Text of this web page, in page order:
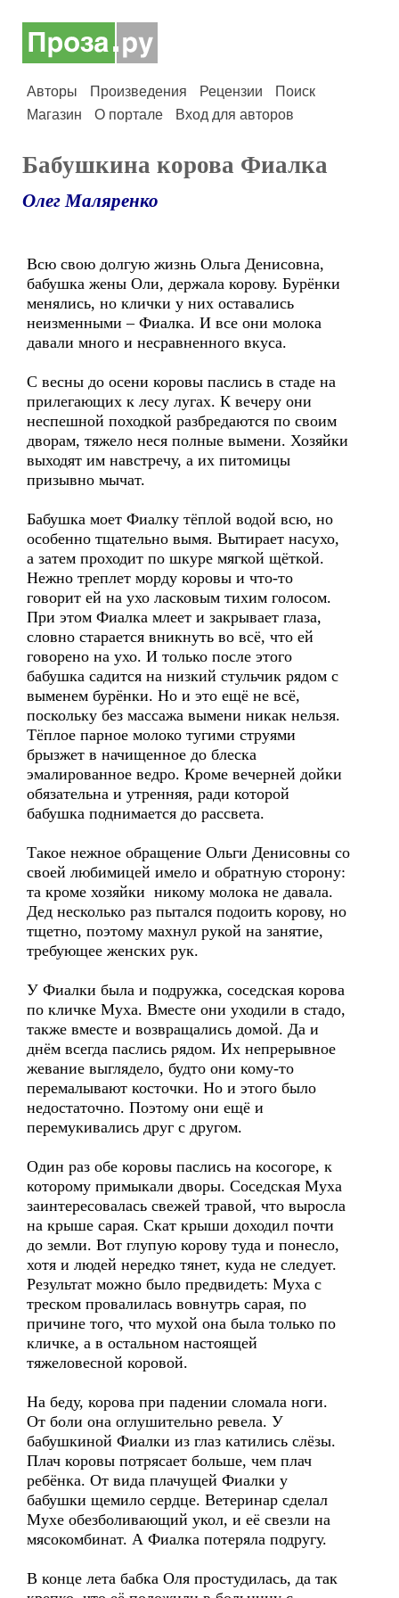
Авторы Произведения Рецензии
Поиск
Магазин
О портале Вход для авторов
Бабушкина корова Фиалка
Олег Маляренко
Всю свою долгую жизнь Ольга Денисовна,
бабушка жены Оли, держала корову. Бурёнки
менялись, но клички у них оставались
неизменными – Фиалка. И все они молока
давали много и несравненного вкуса.
С весны до осени коровы паслись в стаде на
прилегающих к лесу лугах. К вечеру они
неспешной походкой разбредаются по своим
дворам, тяжело неся полные вымени. Хозяйки
выходят им навстречу, а их питомицы
призывно мычат.
Бабушка моет Фиалку тёплой водой всю, но
особенно тщательно вымя. Вытирает насухо,
а затем проходит по шкуре мягкой щёткой.
Нежно треплет морду коровы и что-то
говорит ей на ухо ласковым тихим голосом.
При этом Фиалка млеет и закрывает глаза,
словно старается вникнуть во всё, что ей
говорено на ухо. И только после этого
бабушка садится на низкий стульчик рядом с
выменем бурёнки. Но и это ещё не всё,
поскольку без массажа вымени никак нельзя.
Тёплое парное молоко тугими струями
брызжет в начищенное до блеска
эмалированное ведро. Кроме вечерней дойки
обязательна и утренняя, ради которой
бабушка поднимается до рассвета.
Такое нежное обращение Ольги Денисовны со
своей любимицей имело и обратную сторону:
та кроме хозяйки никому молока не давала.
Дед несколько раз пытался подоить корову, но
тщетно, поэтому махнул рукой на занятие,
требующее женских рук.
У Фиалки была и подружка, соседская корова
по кличке Муха. Вместе они уходили в стадо,
также вместе и возвращались домой. Да и
днём всегда паслись рядом. Их непрерывное
жевание выглядело, будто они кому-то
перемалывают косточки. Но и этого было
недостаточно. Поэтому они ещё и
перемукивались друг с другом.
Один раз обе коровы паслись на косогоре, к
которому примыкали дворы. Соседская Муха
заинтересовалась свежей травой, что выросла
на крыше сарая. Скат крыши доходил почти
до земли. Вот глупую корову туда и понесло,
хотя и людей нередко тянет, куда не следует.
Результат можно было предвидеть: Муха с
треском провалилась вовнутрь сарая, по
причине того, что мухой она была только по
кличке, а в остальном настоящей
тяжеловесной коровой.
На беду, корова при падении сломала ноги.
От боли она оглушительно ревела. У
бабушкиной Фиалки из глаз катились слёзы.
Плач коровы потрясает больше, чем плач
ребёнка. От вида плачущей Фиалки у
бабушки щемило сердце. Ветеринар сделал
Мухе обезболивающий укол, и её свезли на
мясокомбинат. А Фиалка потеряла подругу.
В конце лета бабка Оля простудилась, да так